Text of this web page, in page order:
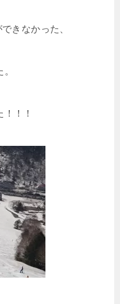
きなかった、
！！